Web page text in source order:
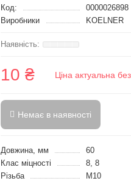
Код:
0000026898
Виробники
KOELNER
10 ₴ Ціна актуальна
Немає в наявності
Довжина, мм
60
Клас міцності
8, 8
Різьба
M10